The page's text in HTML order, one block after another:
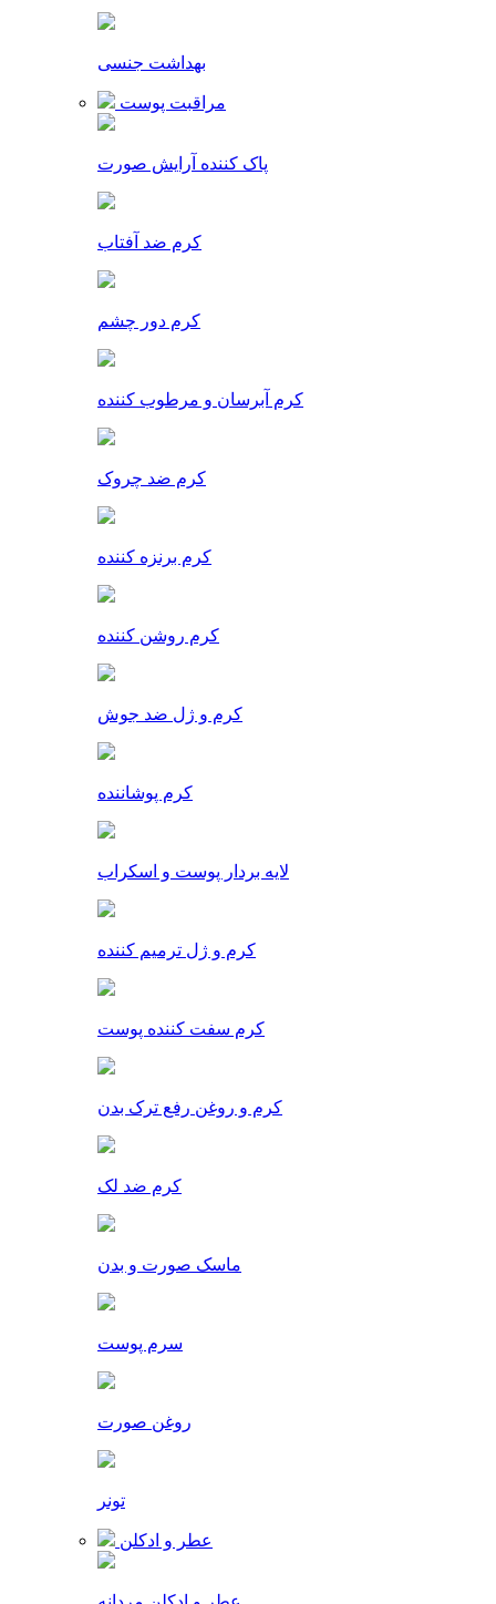
بهداشت جنسی
مراقبت پوست
پاک کننده آرایش صورت
کرم ضد آفتاب
کرم دور چشم
کرم آبرسان و مرطوب کننده
کرم ضد چروک
کرم برنزه کننده
کرم روشن کننده
کرم و ژل ضد جوش
کرم پوشاننده
لایه بردار پوست و اسکراب
کرم و ژل ترمیم کننده
کرم سفت کننده پوست
کرم و روغن رفع ترک بدن
کرم ضد لک
ماسک صورت و بدن
سرم پوست
روغن صورت
تونر
عطر و ادکلن